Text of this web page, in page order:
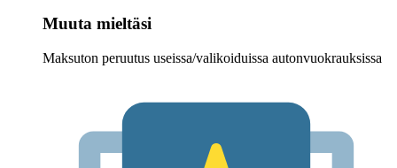
Muuta mieltäsi
Maksuton peruutus useissa/valikoiduissa autonvuokrauksissa